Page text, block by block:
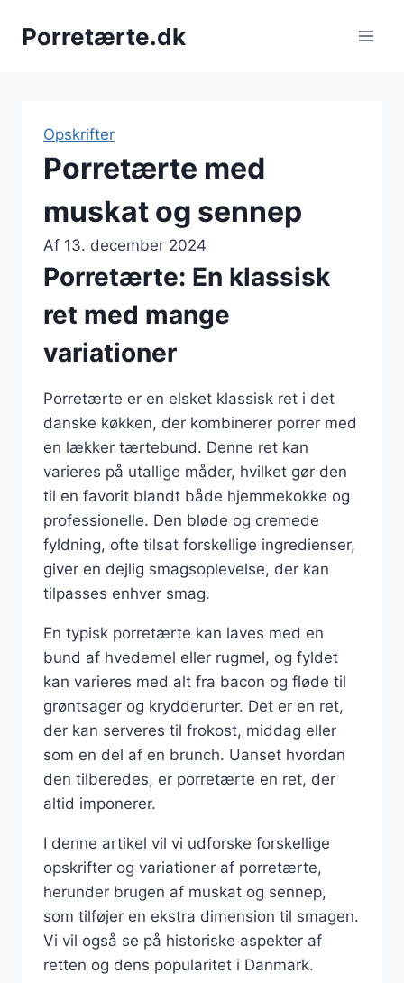
Porretærte.dk
Opskrifter
Porretærte med
muskat og sennep
Af 13. december 2024
Porretærte: En klassisk
ret med mange
variationer
Porretærte er en elsket klassisk ret i det
danske køkken, der kombinerer porrer med
en lækker tærtebund. Denne ret kan
varieres på utallige måder, hvilket gør den
til en favorit blandt både hjemmekokke og
professionelle. Den bløde og cremede
fyldning, ofte tilsat forskellige ingredienser,
giver en dejlig smagsoplevelse, der kan
tilpasses enhver smag.
En typisk porretærte kan laves med en
bund af hvedemel eller rugmel, og fyldet
kan varieres med alt fra bacon og fløde til
grøntsager og krydderurter. Det er en ret,
der kan serveres til frokost, middag eller
som en del af en brunch. Uanset hvordan
den tilberedes, er porretærte en ret, der
altid imponerer.
I denne artikel vil vi udforske forskellige
opskrifter og variationer af porretærte,
herunder brugen af muskat og sennep,
som tilføjer en ekstra dimension til smagen.
Vi vil også se på historiske aspekter af
retten og dens popularitet i Danmark.